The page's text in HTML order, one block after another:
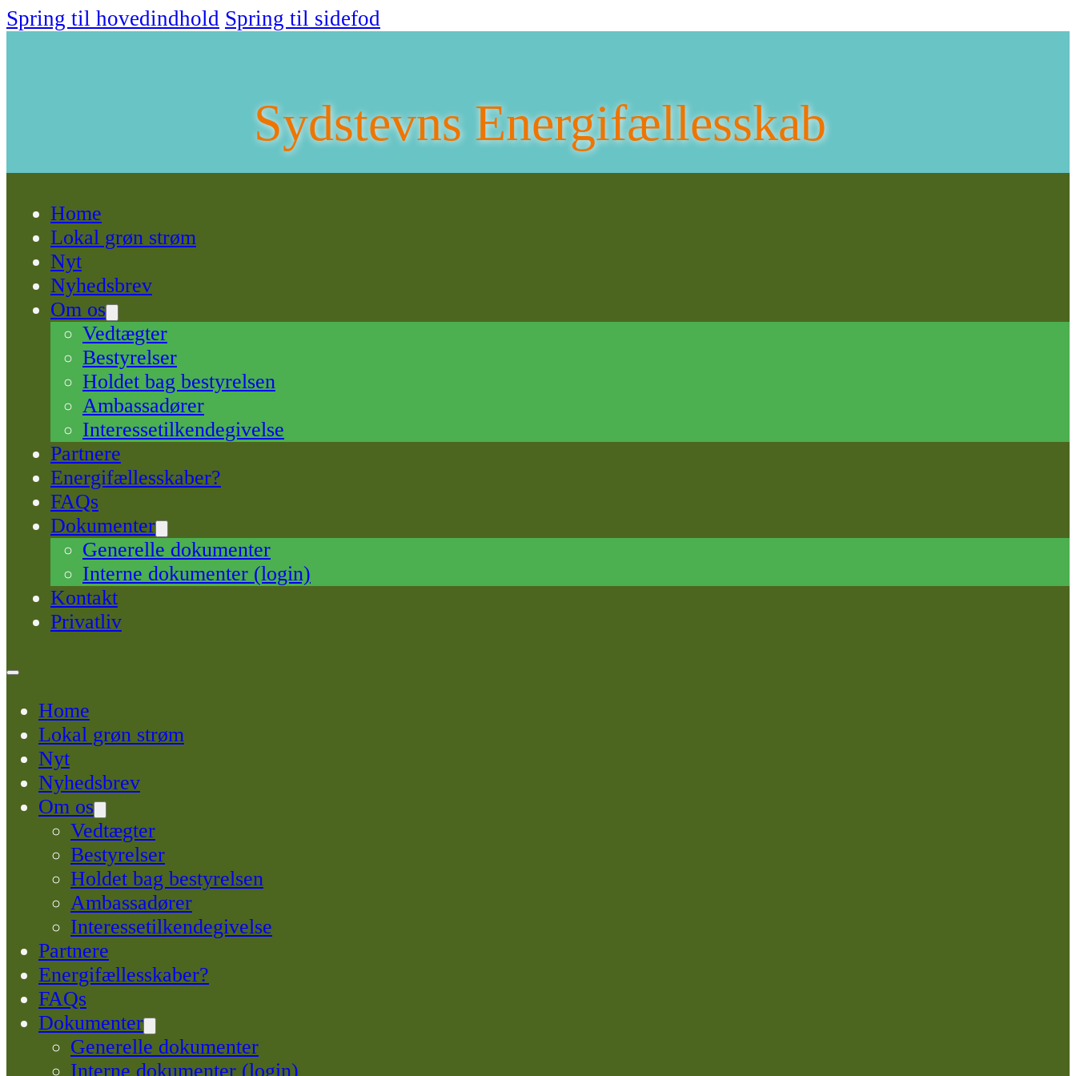
Spring til hovedindhold Spring til sidefod
Sydstevns Energifællesskab
Home
Lokal grøn strøm
Nyt
Nyhedsbrev
Om os
Vedtægter
Bestyrelser
Holdet bag bestyrelsen
Ambassadører
Interessetilkendegivelse
Partnere
Energifællesskaber?
FAQs
Dokumenter
Generelle dokumenter
Interne dokumenter (login)
Kontakt
Privatliv
Home
Lokal grøn strøm
Nyt
Nyhedsbrev
Om os
Vedtægter
Bestyrelser
Holdet bag bestyrelsen
Ambassadører
Interessetilkendegivelse
Partnere
Energifællesskaber?
FAQs
Dokumenter
Generelle dokumenter
Interne dokumenter (login)